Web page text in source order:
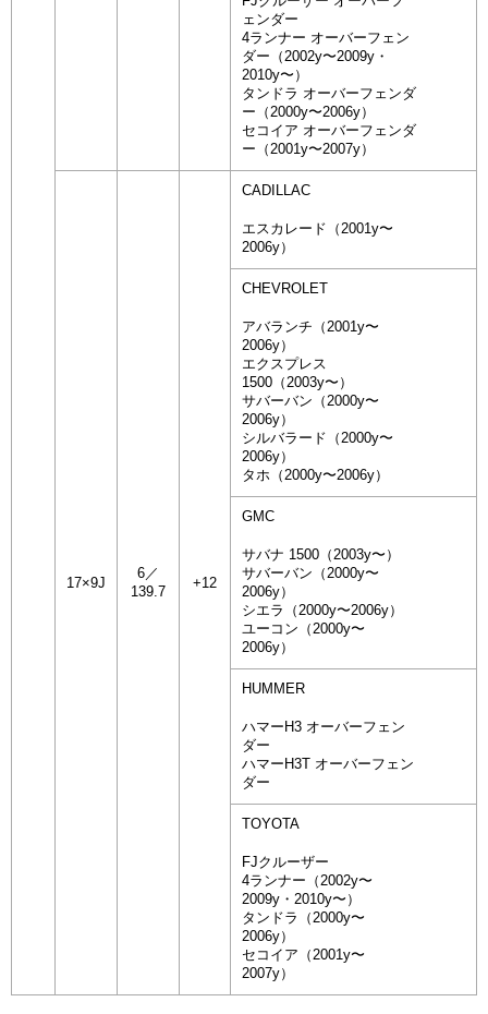
ェンダー
4ランナー オーバーフェン
ダー（2002y〜2009y・
2010y〜）
タンドラ オーバーフェンダ
ー（2000y〜2006y）
セコイア オーバーフェンダ
ー（2001y〜2007y）
17×9J
6／
139.7
+12
CADILLAC
エスカレード（2001y〜
2006y）
CHEVROLET
アバランチ（2001y〜
2006y）
エクスプレス
1500（2003y〜）
サバーバン（2000y〜
2006y）
シルバラード（2000y〜
2006y）
タホ（2000y〜2006y）
GMC
サバナ 1500（2003y〜）
サバーバン（2000y〜
2006y）
シエラ（2000y〜2006y）
ユーコン（2000y〜
2006y）
HUMMER
ハマーH3 オーバーフェン
ダー
ハマーH3T オーバーフェン
ダー
TOYOTA
FJクルーザー
4ランナー（2002y〜
2009y・2010y〜）
タンドラ（2000y〜
2006y）
セコイア（2001y〜
2007y）